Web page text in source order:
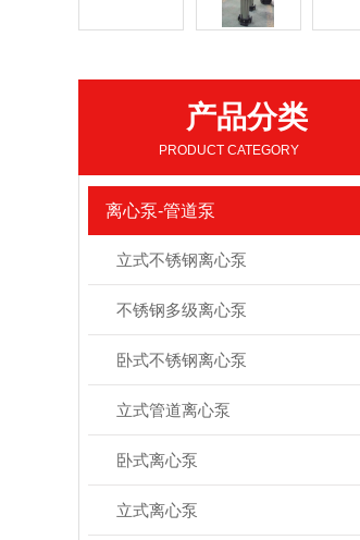
产品分类
PRODUCT CATEGORY
离心泵-管道泵
立式不锈钢离心泵
不锈钢多级离心泵
卧式不锈钢离心泵
立式管道离心泵
卧式离心泵
立式离心泵